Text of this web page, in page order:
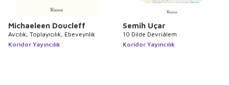
Michaeleen Doucleff
Avcılık, Toplayıcılık, Ebeveynlik
Koridor Yayıncılık
Semih Uçar
10 Dilde Devriâlem
Koridor Yayıncılık